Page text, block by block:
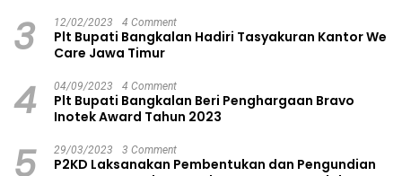
3 12/02/2023 4 Comment
Plt Bupati Bangkalan Hadiri Tasyakuran Kantor We
Care Jawa Timur
4 04/09/2023 4 Comment
Plt Bupati Bangkalan Beri Penghargaan Bravo
Inotek Award Tahun 2023
5 29/03/2023 3 Comment
P2KD Laksanakan Pembentukan dan Pengundian